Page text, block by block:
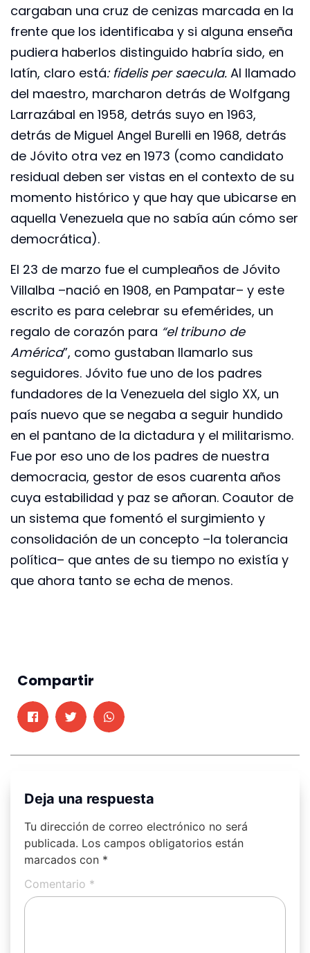
cargaban una cruz de cenizas marcada en la
frente que los identificaba y si alguna enseña
pudiera haberlos distinguido habría sido, en
latín, claro está: fidelis per saecula. Al llamado
del maestro, marcharon detrás de Wolfgang
Larrazábal en 1958, detrás suyo en 1963,
detrás de Miguel Angel Burelli en 1968, detrás
de Jóvito otra vez en 1973 (como candidato
residual deben ser vistas en el contexto de su
momento histórico y que hay que ubicarse en
aquella Venezuela que no sabía aún cómo ser
democrática).
El 23 de marzo fue el cumpleaños de Jóvito
Villalba –nació en 1908, en Pampatar– y este
escrito es para celebrar su efemérides, un
regalo de corazón para “el tribuno de
América”, como gustaban llamarlo sus
seguidores. Jóvito fue uno de los padres
fundadores de la Venezuela del siglo XX, un
país nuevo que se negaba a seguir hundido
en el pantano de la dictadura y el militarismo.
Fue por eso uno de los padres de nuestra
democracia, gestor de esos cuarenta años
cuya estabilidad y paz se añoran. Coautor de
un sistema que fomentó el surgimiento y
consolidación de un concepto –la tolerancia
política– que antes de su tiempo no existía y
que ahora tanto se echa de menos.
Compartir
Deja una respuesta
Tu dirección de correo electrónico no será
publicada. Los campos obligatorios están
marcados con *
Comentario *